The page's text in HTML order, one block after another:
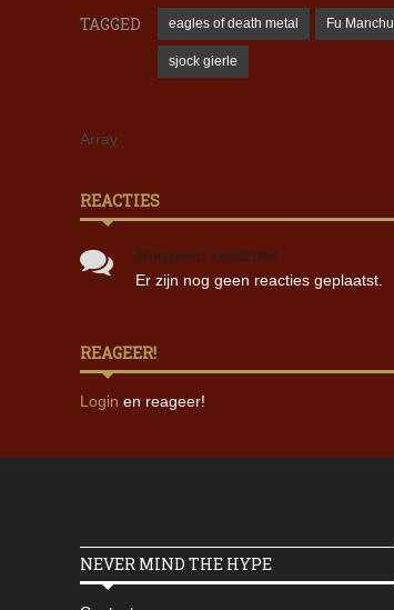
TAGGED eagles of death metal Fu Manchu
sjock gierle
Array
REACTIES
Nog geen reacties!
Er zijn nog geen reacties geplaatst.
REAGEER!
Login en reageer!
NEVER MIND THE HYPE